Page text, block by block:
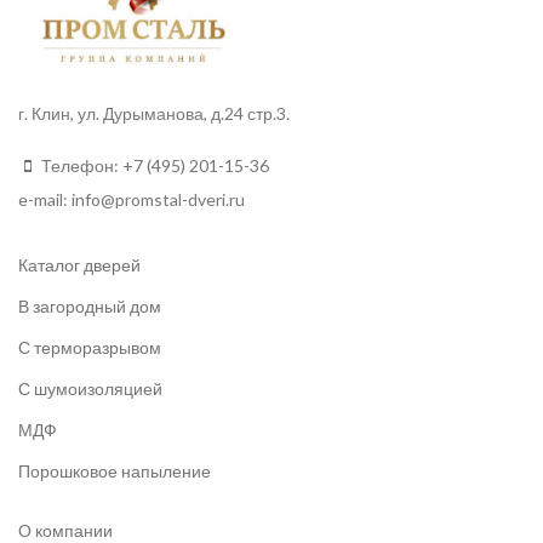
г. Клин, ул. Дурыманова, д.24 стр.3.
Телефон: +7 (495) 201-15-36
e-mail: info@promstal-dveri.ru
Каталог дверей
В загородный дом
С терморазрывом
С шумоизоляцией
МДФ
Порошковое напыление
О компании